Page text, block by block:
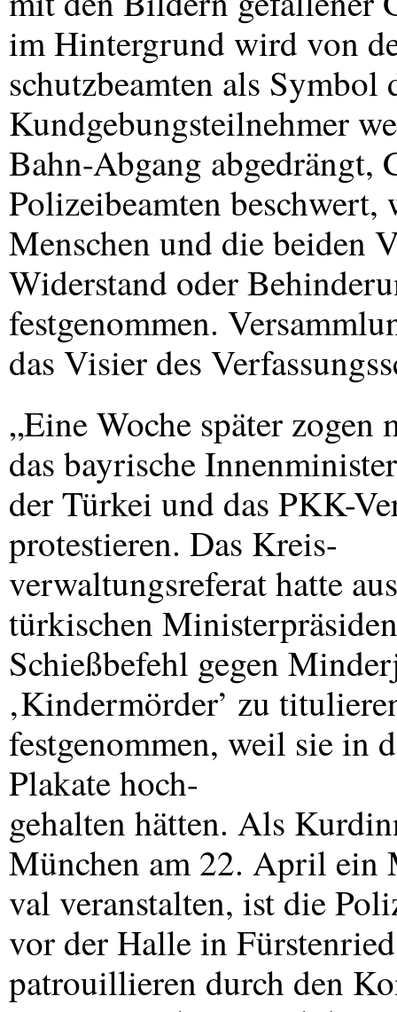
im Hintergrund wird von
schutzbeamten als Symbol
Kundgebungsteilnehmer
Bahn-Abgang abgedrängt,
Polizeibeamten beschwert,
Menschen und die beiden
Widerstand oder
festgenommen.
das Visier des
„Eine Woche später
das bayrische
der Türkei und das PKK-
protestieren. Das Kreis-
verwaltungsreferat hatte
türkischen
Schießbefehl gegen
‚Kindermörder’ zu
festgenommen, weil sie in
Plakate hoch-
gehalten hätten. Als
München am 22. April ein
val veranstalten, ist die
vor der Halle in
patrouillieren durch den